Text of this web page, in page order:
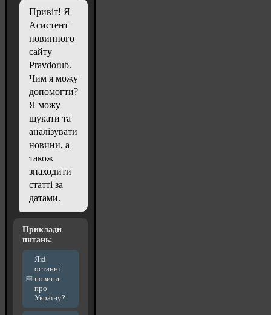
Привіт! Я
Асистент
новинного
сайту
Pravdorub.
Чим я можу
допомогти?
Я можу
шукати та
аналізувати
новини, а
також
знаходити
статті за
датами.
Приклади
питань:
Які
останні
новини
про
Україну?